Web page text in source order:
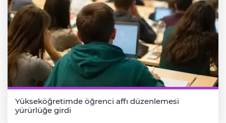
Yükseköğretimde öğrenci affı düzenlemesi
yürürlüğe girdi